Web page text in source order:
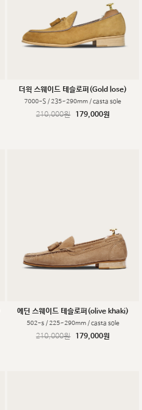
더윅 스웨이드 테슬로퍼(Gold lose)
7000-S / 235~290mm / casta sole
210,000원 179,000원
에딘 스웨이드 테슬로퍼(olive khaki)
502-s / 225~290mm / casta sole
210,000원 179,000원